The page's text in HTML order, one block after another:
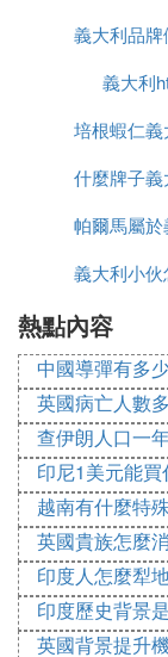
義大利品
哪
義大利
培根蝦仁
什麼牌子
帕爾馬屬
義大利小
熱點內容
中國導彈有多
英國病亡人數
查伊朗人口一
印尼1美元能買
越南有什麼特
英國貴族怎麼
印度人怎麼犁
印度歷史背景
英國背景提升